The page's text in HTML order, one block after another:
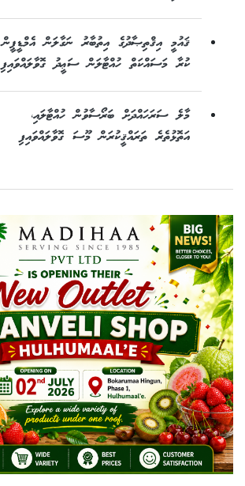
ޤައުމީ އިޤްތިޞާދުގެ އިތުބާރު ނަގާލަން އެމްޑީޕީން
ކުރާ މަސައްކަތް ހުއްޓާލަން ސަޢީދު ގޮވާލައްވައިފި
މާލެ ސަރަހައްދަށް ބަރޯސާވުން ހުއްޓާލައި،
އަތޮޅުތެރެ ތަރައްޤީކުރަން މޫސަ ގޮވާލައްވައިފި